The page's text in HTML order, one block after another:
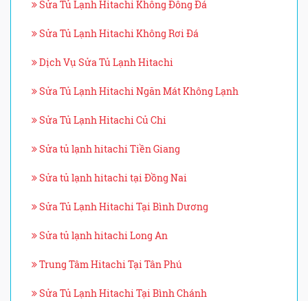
Sửa Tủ Lạnh Hitachi Không Đông Đá
Sửa Tủ Lạnh Hitachi Không Rơi Đá
Dịch Vụ Sửa Tủ Lạnh Hitachi
Sửa Tủ Lạnh Hitachi Ngăn Mát Không Lạnh
Sửa Tủ Lạnh Hitachi Củ Chi
Sửa tủ lạnh hitachi Tiền Giang
Sửa tủ lạnh hitachi tại Đồng Nai
Sửa Tủ Lạnh Hitachi Tại Bình Dương
Sửa tủ lạnh hitachi Long An
Trung Tâm Hitachi Tại Tân Phú
Sửa Tủ Lạnh Hitachi Tại Bình Chánh